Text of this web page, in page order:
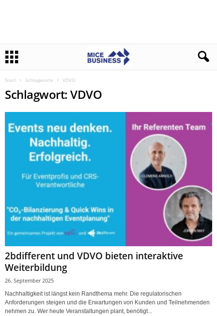
Start Schlagworte VDVO
Schlagwort: VDVO
2bdifferent und VDVO bieten interaktive
Weiterbildung
26. September 2025
Nachhaltigkeit ist längst kein Randthema mehr. Die regulatorischen
Anforderungen steigen und die Erwartungen von Kunden und Teilnehmenden
nehmen zu. Wer heute Veranstaltungen plant, benötigt...